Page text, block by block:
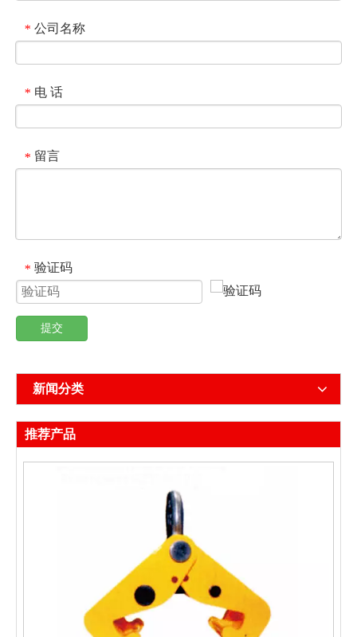
* 公司名称
* 电 话
* 留言
* 验证码
提交
新闻分类
推荐产品